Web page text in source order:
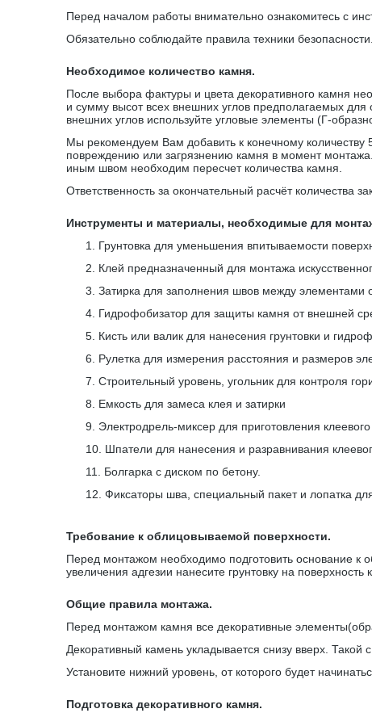
Перед началом работы внимательно ознакомитесь с
Обязательно соблюдайте правила техники безопасности.
Необходимое количество камня.
После выбора фактуры и цвета декоративного камня
и сумму высот всех внешних углов предполагаемых для
внешних углов используйте угловые элементы (Г-
Мы рекомендуем Вам добавить к конечному количеству
повреждению или загрязнению камня в момент
иным швом необходим пересчет количества камня.
Ответственность за окончательный расчёт количества
Инструменты и материалы, необходимые для
1. Грунтовка для уменьшения впитываемости
2. Клей предназначенный для монтажа
3. Затирка для заполнения швов между элементами
4. Гидрофобизатор для защиты камня от внешней
5. Кисть или валик для нанесения грунтовки и
6. Рулетка для измерения расстояния и размеров
7. Строительный уровень, угольник для контроля
8. Емкость для замеса клея и затирки
9. Электродрель-миксер для приготовления
10. Шпатели для нанесения и разравнивания
11. Болгарка с диском по бетону.
12. Фиксаторы шва, специальный пакет и лопатка
Требование к облицовываемой поверхности.
Перед монтажом необходимо подготовить основание к
увеличения адгезии нанесите грунтовку на
Общие правила монтажа.
Перед монтажом камня все декоративные
Декоративный камень укладывается снизу вверх. Такой
Установите нижний уровень, от которого будет
Подготовка декоративного камня.